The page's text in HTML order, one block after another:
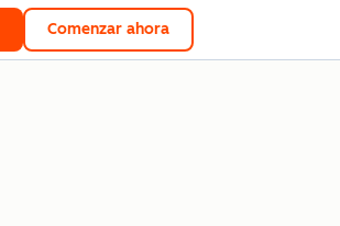
Comenzar ahora